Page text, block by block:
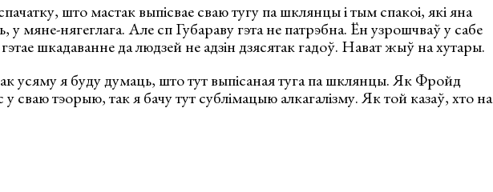
што мастак выпісвае сваю тугу па шклянцы і тым спакоі, які яна
у мяне-нягеглага. Але сп Губараву гэта не патрэбна. Ён узрошчваў у сабе
гэтае шкадаванне да людзей не адзін дзясятак гадоў. Нават жыў на хутары.
усяму я буду думаць, што тут выпісаная туга па шклянцы. Як Фройд
у сваю тэорыю, так я бачу тут сублімацыю алкагалізму. Як той казаў, хто на